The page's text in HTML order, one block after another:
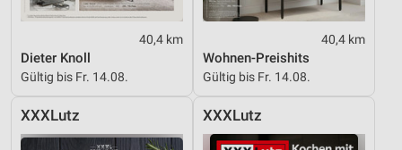
40,4 km
Dieter Knoll
Gültig bis Fr. 14.08.
40,4 km
Wohnen-Preishits
Gültig bis Fr. 14.08.
XXXLutz XXXLutz